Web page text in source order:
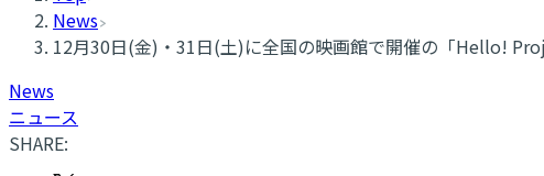
News
12月30日(金)・31日(土)に全国の映画館で開催の「Hello!
News
ニュース
SHARE: